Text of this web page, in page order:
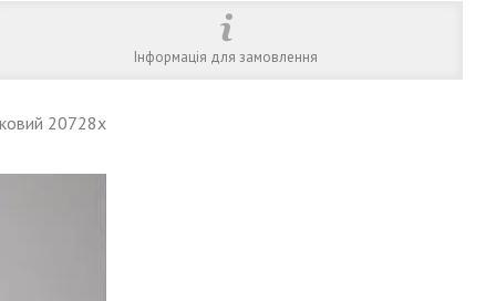
Інформація для замовлення
20728х